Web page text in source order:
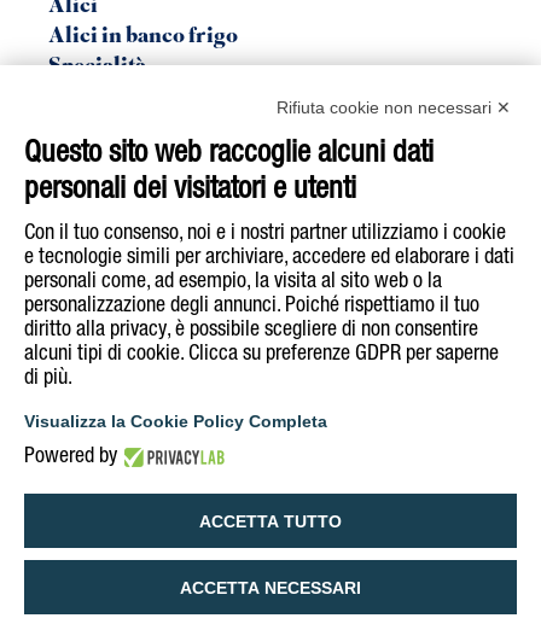
Alici
Alici in banco frigo
Specialità
Tonno
Acquista su
E-Shop
Segui Rizzoli Emanuelli su
COOKIE & PRIVACY POLICY
DICHIARAZIONE DI ACCESSIBILITÀ
GESTISCI COOKIE POLICY
English Italiano
Rifiuta cookie non necessari ✕
Questo sito web raccoglie alcuni dati
personali dei visitatori e utenti
Con il tuo consenso, noi e i nostri partner utilizziamo i cookie
e tecnologie simili per archiviare, accedere ed elaborare i dati
personali come, ad esempio, la visita al sito web o la
personalizzazione degli annunci. Poiché rispettiamo il tuo
diritto alla privacy, è possibile scegliere di non consentire
alcuni tipi di cookie. Clicca su preferenze GDPR per saperne
di più.
Visualizza la Cookie Policy Completa
Powered by
ACCETTA TUTTO
ACCETTA NECESSARI